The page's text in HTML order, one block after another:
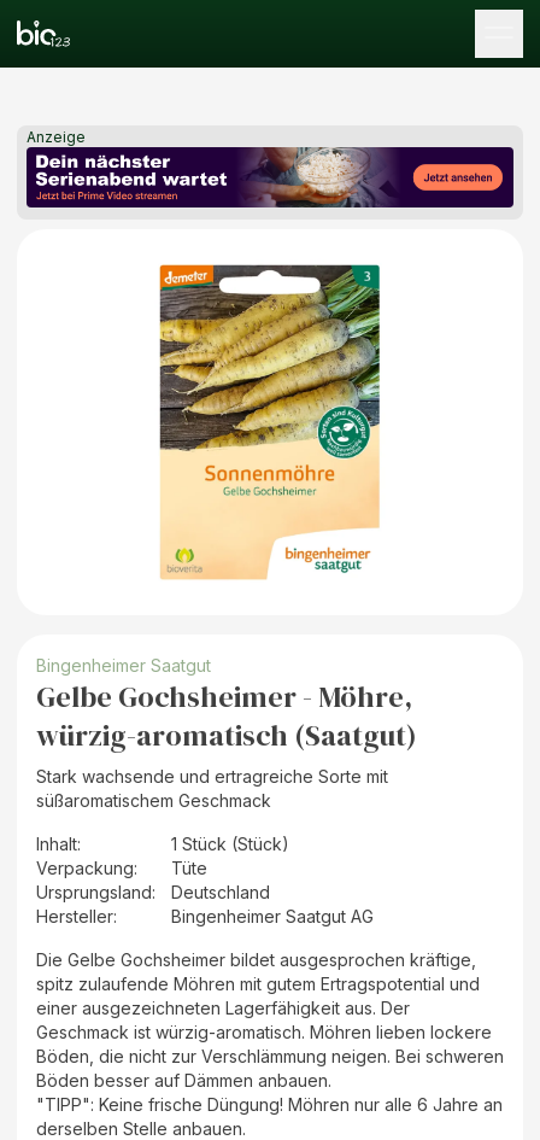
Anzeige
Bingenheimer Saatgut
Gelbe Gochsheimer - Möhre,
würzig-aromatisch (Saatgut)
Stark wachsende und ertragreiche Sorte mit
süßaromatischem Geschmack
Inhalt:
1 Stück (Stück)
Verpackung:
Tüte
Ursprungsland:
Deutschland
Hersteller: Bingenheimer Saatgut AG
Die Gelbe Gochsheimer bildet ausgesprochen kräftige,
spitz zulaufende Möhren mit gutem Ertragspotential und
einer ausgezeichneten Lagerfähigkeit aus. Der
Geschmack ist würzig-aromatisch. Möhren lieben lockere
Böden, die nicht zur Verschlämmung neigen. Bei schweren
Böden besser auf Dämmen anbauen.
"TIPP": Keine frische Düngung! Möhren nur alle 6 Jahre an
derselben Stelle anbauen.